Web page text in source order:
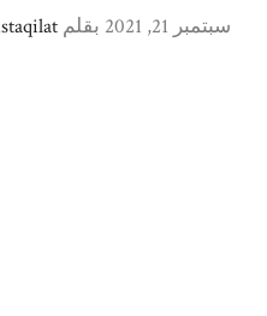
سبتمبر 21, 2021 بقلم